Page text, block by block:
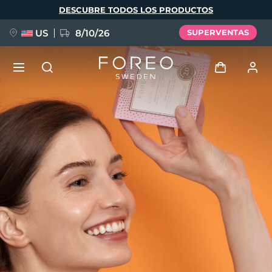
DESCUBRE TODOS LOS PRODUCTOS
US 8/10/26 SUPERVENTAS
Iniciar sesión
Perfil de usuario
Mis dispositivos
Mis pedidos
Mis direcciones
Mis suscripciones
NUEVO
FAQ™ Pure Beauty-Tech Elixir
BREAKING NEWS
issa™ Teeth Whitening Set
Idioma
English Deutsch
Español
Français
Italiano
Português
Polski
Svenska
Türkçe
简体中文